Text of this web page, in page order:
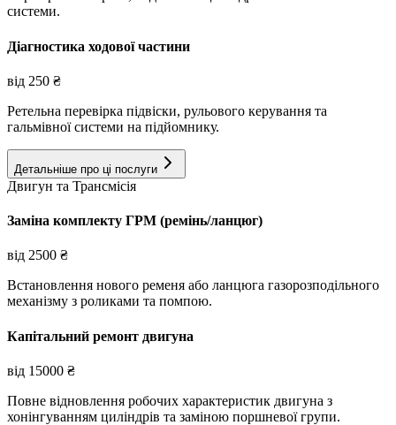
системи.
Діагностика ходової частини
від 250 ₴
Ретельна перевірка підвіски, рульового керування та
гальмівної системи на підйомнику.
Детальніше про ці послуги
Двигун та Трансмісія
Заміна комплекту ГРМ (ремінь/ланцюг)
від 2500 ₴
Встановлення нового ременя або ланцюга газорозподільного
механізму з роликами та помпою.
Капітальний ремонт двигуна
від 15000 ₴
Повне відновлення робочих характеристик двигуна з
хонінгуванням циліндрів та заміною поршневої групи.